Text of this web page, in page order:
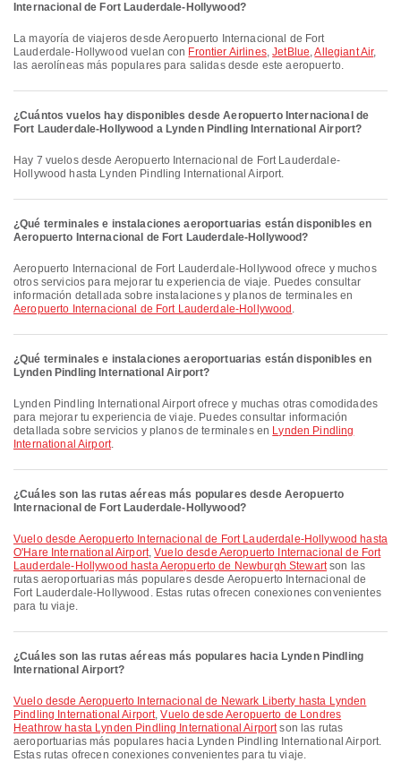
Internacional de Fort Lauderdale-Hollywood?
La mayoría de viajeros desde Aeropuerto Internacional de Fort
Lauderdale-Hollywood vuelan con Frontier Airlines,JetBlue,Allegiant Air,
las aerolíneas más populares para salidas desde este aeropuerto.
¿Cuántos vuelos hay disponibles desde Aeropuerto Internacional de
Fort Lauderdale-Hollywood a Lynden Pindling International Airport?
Hay 7 vuelos desde Aeropuerto Internacional de Fort Lauderdale-
Hollywood hasta Lynden Pindling International Airport.
¿Qué terminales e instalaciones aeroportuarias están disponibles en
Aeropuerto Internacional de Fort Lauderdale-Hollywood?
Aeropuerto Internacional de Fort Lauderdale-Hollywood ofrece y muchos
otros servicios para mejorar tu experiencia de viaje. Puedes consultar
información detallada sobre instalaciones y planos de terminales en
Aeropuerto Internacional de Fort Lauderdale-Hollywood .
¿Qué terminales e instalaciones aeroportuarias están disponibles en
Lynden Pindling International Airport?
Lynden Pindling International Airport ofrece y muchas otras comodidades
para mejorar tu experiencia de viaje. Puedes consultar información
detallada sobre servicios y planos de terminales en Lynden Pindling
International Airport.
¿Cuáles son las rutas aéreas más populares desde Aeropuerto
Internacional de Fort Lauderdale-Hollywood?
Vuelo desde Aeropuerto Internacional de Fort Lauderdale-Hollywood hasta
O'Hare International Airport,Vuelo desde Aeropuerto Internacional de Fort
Lauderdale-Hollywood hasta Aeropuerto de Newburgh Stewartson las
rutas aeroportuarias más populares desde Aeropuerto Internacional de
Fort Lauderdale-Hollywood. Estas rutas ofrecen conexiones convenientes
para tu viaje.
¿Cuáles son las rutas aéreas más populares hacia Lynden Pindling
International Airport?
Vuelo desde Aeropuerto Internacional de Newark Liberty hasta Lynden
Pindling International Airport,Vuelo desde Aeropuerto de Londres
Heathrow hasta Lynden Pindling International Airportson las rutas
aeroportuarias más populares hacia Lynden Pindling International Airport.
Estas rutas ofrecen conexiones convenientes para tu viaje.